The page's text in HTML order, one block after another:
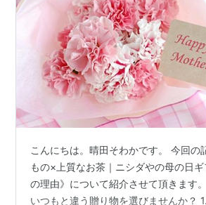
こんにちは。晴田そわかです。 今回の
もの×上質なお茶｜ニシダやの母の日
の理由》について紹介させて頂きます
いつもと違う贈り物を選びませんか？